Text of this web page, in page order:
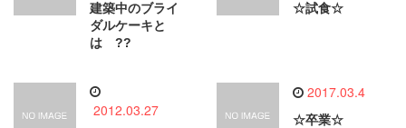
建築中のブライ
ダルケーキと
は ??
☆試食☆
2012.03.27
2017.03.4
☆卒業☆